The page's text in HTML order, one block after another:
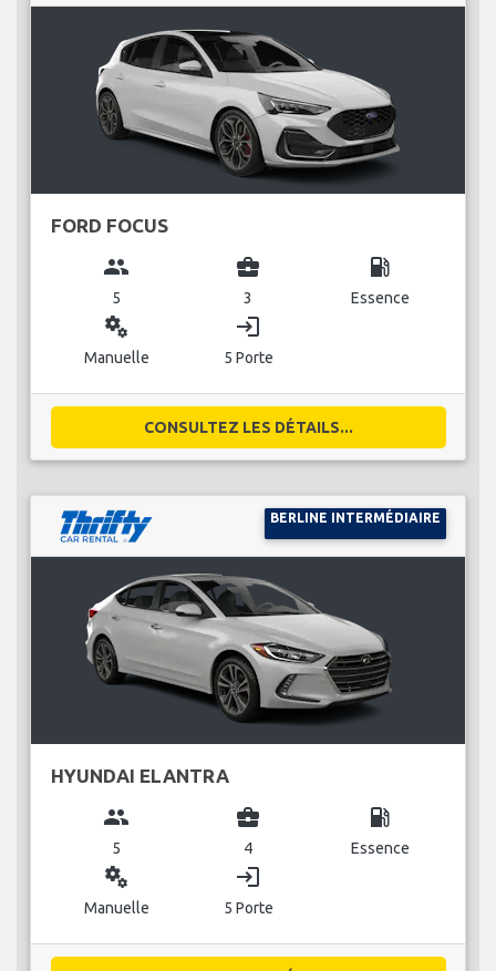
FORD FOCUS
group
5
business_center
3
local_gas_station
Essence
miscellaneous_services
Manuelle
login
5 Porte
CONSULTEZ LES DÉTAILS...
BERLINE INTERMÉDIAIRE
HYUNDAI ELANTRA
group
5
business_center
4
local_gas_station
Essence
miscellaneous_services
Manuelle
login
5 Porte